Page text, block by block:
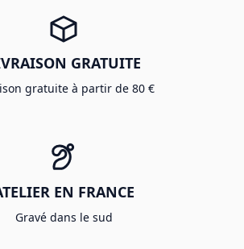
GRATUITE
gratuite à partir de 80 €
EN FRANCE
Gravé dans le sud